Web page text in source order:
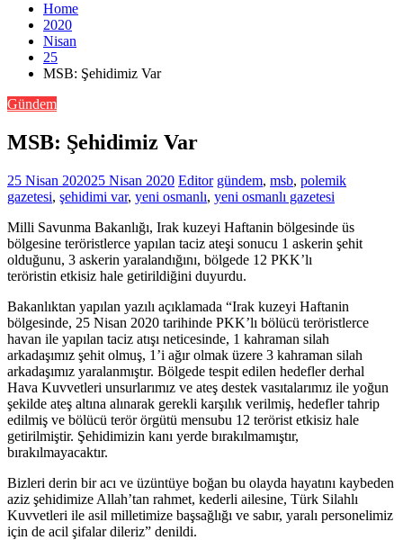
Home
2020
Nisan
25
MSB: Şehidimiz Var
Gündem
MSB: Şehidimiz Var
25 Nisan 202025 Nisan 2020 Editor gündem, msb, polemik
gazetesi, şehidimi var, yeni osmanlı, yeni osmanlı gazetesi
Milli Savunma Bakanlığı, Irak kuzeyi Haftanin bölgesinde üs
bölgesine teröristlerce yapılan taciz ateşi sonucu 1 askerin şehit
olduğunu, 3 askerin yaralandığını, bölgede 12 PKK’lı
teröristin etkisiz hale getirildiğini duyurdu.
Bakanlıktan yapılan yazılı açıklamada “Irak kuzeyi Haftanin
bölgesinde, 25 Nisan 2020 tarihinde PKK’lı bölücü teröristlerce
havan ile yapılan taciz atışı neticesinde, 1 kahraman silah
arkadaşımız şehit olmuş, 1’i ağır olmak üzere 3 kahraman silah
arkadaşımız yaralanmıştır. Bölgede tespit edilen hedefler derhal
Hava Kuvvetleri unsurlarımız ve ateş destek vasıtalarımız ile yoğun
şekilde ateş altına alınarak gerekli karşılık verilmiş, hedefler tahrip
edilmiş ve bölücü terör örgütü mensubu 12 terörist etkisiz hale
getirilmiştir. Şehidimizin kanı yerde bırakılmamıştır,
bırakılmayacaktır.
Bizleri derin bir acı ve üzüntüye boğan bu olayda hayatını kaybeden
aziz şehidimize Allah’tan rahmet, kederli ailesine, Türk Silahlı
Kuvvetleri ile asil milletimize başsağlığı ve sabır, yaralı personelimiz
için de acil şifalar dileriz” denildi.